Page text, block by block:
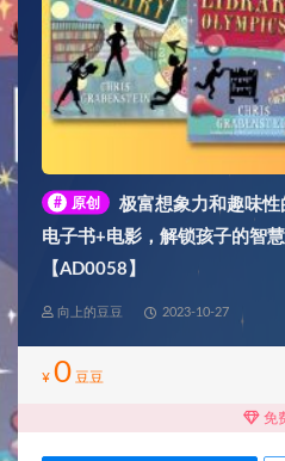
# 原创
极富想象力和趣味性
电子书+电影，解锁孩子的智
【AD0058】
向上的豆豆 2023-10-27
¥ 0 豆豆
免